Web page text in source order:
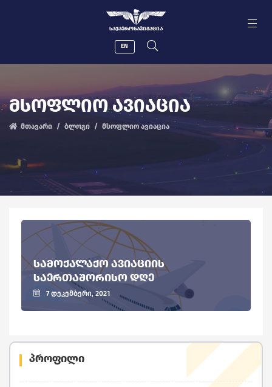
ᲡᲐᲥᲐᲔᲠᲝᲜᲐᲕᲘᲒᲐᲪᲘᲐ
EN
ᲛᲡᲝᲤᲚᲘᲝ ᲐᲕᲘᲐᲪᲘᲐ
მთავარი ბლოგი მსოფლიო ავიაცია
პროფილი
ᲡᲐᲛᲝᲥᲐᲚᲐᲥᲝ ᲐᲕᲘᲐᲪᲘᲘᲡ
ᲡᲐᲔᲠᲗᲐᲨᲝᲠᲘᲡᲝ ᲓᲦᲔ
7 დეკემბერი, 2021